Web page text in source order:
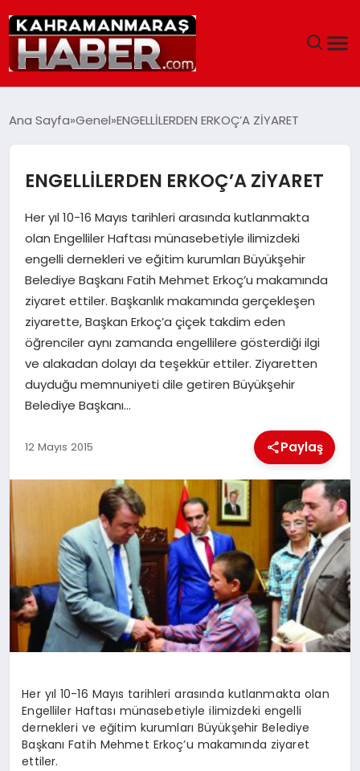
SIYASET
EĞITIM
EKONOMI
SAĞLIK
GENEL
SPOR
İLÇE HABERLERI
DÜNYA
İLETIŞIM
YAZARLAR
KÜNYE
Ana Sayfa Genel ENGELLİLERDEN ERKOÇ’A ZİYARET
ENGELLİLERDEN ERKOÇ’A ZİYARET
Her yıl 10-16 Mayıs tarihleri arasında kutlanmakta
olan Engelliler Haftası münasebetiyle ilimizdeki
engelli dernekleri ve eğitim kurumları Büyükşehir
Belediye Başkanı Fatih Mehmet Erkoç’u makamında
ziyaret ettiler. Başkanlık makamında gerçekleşen
ziyarette, Başkan Erkoç’a çiçek takdim eden
öğrenciler aynı zamanda engellilere gösterdiği ilgi
ve alakadan dolayı da teşekkür ettiler. Ziyaretten
duyduğu memnuniyeti dile getiren Büyükşehir
Belediye Başkanı…
12 Mayıs 2015 Paylaş
Her yıl 10-16 Mayıs tarihleri arasında kutlanmakta olan
Engelliler Haftası münasebetiyle ilimizdeki engelli
dernekleri ve eğitim kurumları Büyükşehir Belediye
Başkanı Fatih Mehmet Erkoç’u makamında ziyaret
ettiler.